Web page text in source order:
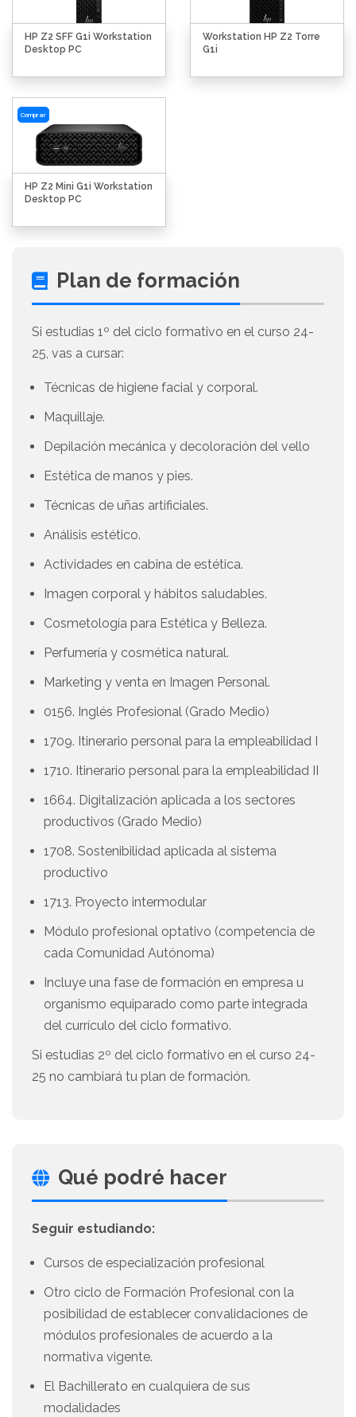
HP Z2 SFF G1i Workstation
Desktop PC
Workstation HP Z2 Torre
G1i
Comprar
HP Z2 Mini G1i Workstation
Desktop PC
Plan de formación
Si estudias 1º del ciclo formativo en el curso 24-
25, vas a cursar:
Técnicas de higiene facial y corporal.
Maquillaje.
Depilación mecánica y decoloración del vello
Estética de manos y pies.
Técnicas de uñas artificiales.
Análisis estético.
Actividades en cabina de estética.
Imagen corporal y hábitos saludables.
Cosmetología para Estética y Belleza.
Perfumería y cosmética natural.
Marketing y venta en Imagen Personal.
0156. Inglés Profesional (Grado Medio)
1709. Itinerario personal para la empleabilidad I
1710. Itinerario personal para la empleabilidad II
1664. Digitalización aplicada a los sectores
productivos (Grado Medio)
1708. Sostenibilidad aplicada al sistema
productivo
1713. Proyecto intermodular
Módulo profesional optativo (competencia de
cada Comunidad Autónoma)
Incluye una fase de formación en empresa u
organismo equiparado como parte integrada
del currículo del ciclo formativo.
Si estudias 2º del ciclo formativo en el curso 24-
25 no cambiará tu plan de formación.
Qué podré hacer
Seguir estudiando:
Cursos de especialización profesional
Otro ciclo de Formación Profesional con la
posibilidad de establecer convalidaciones de
módulos profesionales de acuerdo a la
normativa vigente.
El Bachillerato en cualquiera de sus
modalidades